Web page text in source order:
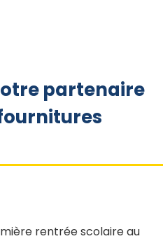
partenaire
rentrée scolaire au